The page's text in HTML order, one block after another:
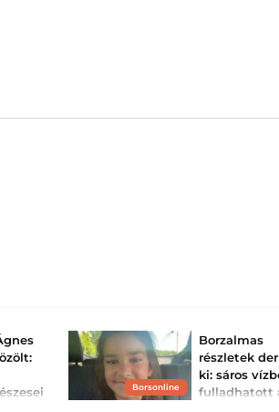
Borsonline
Borzalmas
részletek
ki: sáros
fulladhatott